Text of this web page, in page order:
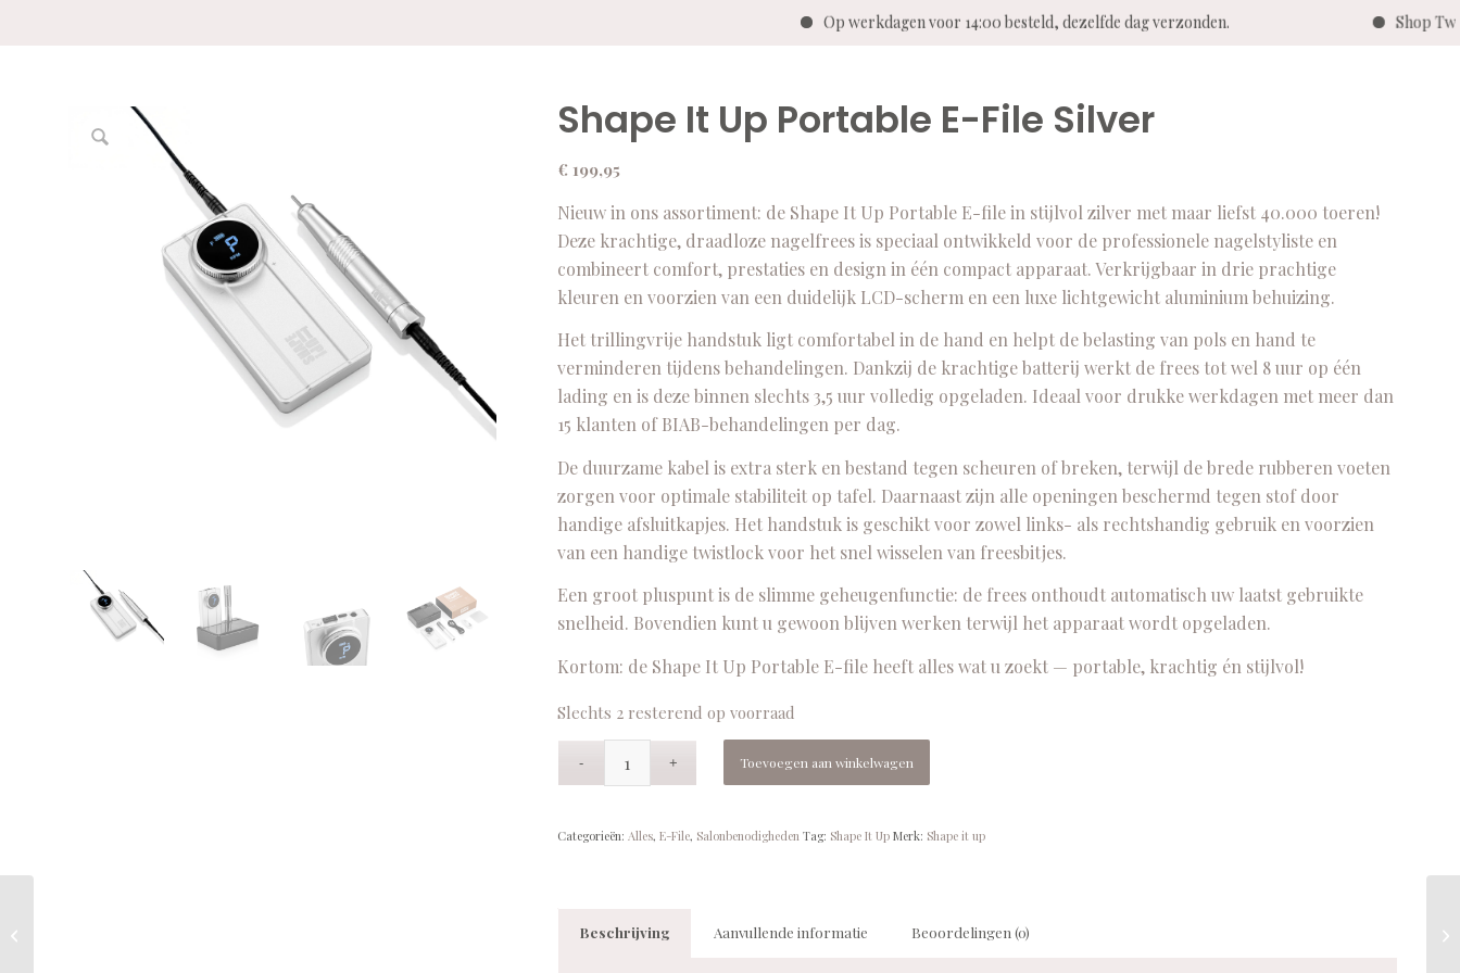
Op werkdagen voor 14:00 besteld, dezelfde dag verzonden. Shop
Shape It Up Portable E-File Silver
€ 199,95
Nieuw in ons assortiment: de Shape It Up Portable E-file in stijlvol zilver met maar liefst 40.000 toeren!
Deze krachtige, draadloze nagelfrees is speciaal ontwikkeld voor de professionele nagelstyliste en
combineert comfort, prestaties en design in één compact apparaat. Verkrijgbaar in drie prachtige
kleuren en voorzien van een duidelijk LCD-scherm en een luxe lichtgewicht aluminium behuizing.
Het trillingvrije handstuk ligt comfortabel in de hand en helpt de belasting van pols en hand te
verminderen tijdens behandelingen. Dankzij de krachtige batterij werkt de frees tot wel 8 uur op één
lading en is deze binnen slechts 3,5 uur volledig opgeladen. Ideaal voor drukke werkdagen met meer dan
15 klanten of BIAB-behandelingen per dag.
De duurzame kabel is extra sterk en bestand tegen scheuren of breken, terwijl de brede rubberen voeten
zorgen voor optimale stabiliteit op tafel. Daarnaast zijn alle openingen beschermd tegen stof door
handige afsluitkapjes. Het handstuk is geschikt voor zowel links- als rechtshandig gebruik en voorzien
van een handige twistlock voor het snel wisselen van freesbitjes.
Een groot pluspunt is de slimme geheugenfunctie: de frees onthoudt automatisch uw laatst gebruikte
snelheid. Bovendien kunt u gewoon blijven werken terwijl het apparaat wordt opgeladen.
Kortom: de Shape It Up Portable E-file heeft alles wat u zoekt — portable, krachtig én stijlvol!
Slechts 2 resterend op voorraad
Toevoegen aan winkelwagen
Categorieën: Alles, E-File, Salonbenodigheden Tag: Shape It Up Merk: Shape it up
Beschrijving Aanvullende informatie Beoordelingen (0)